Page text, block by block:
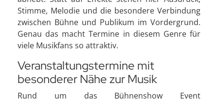
Stimme, Melodie und die besondere Verbindung
zwischen Bühne und Publikum im Vordergrund.
Genau das macht Termine in diesem Genre für
viele Musikfans so attraktiv.
Veranstaltungstermine mit
besonderer Nähe zur Musik
Rund um das Bühnenshow Event